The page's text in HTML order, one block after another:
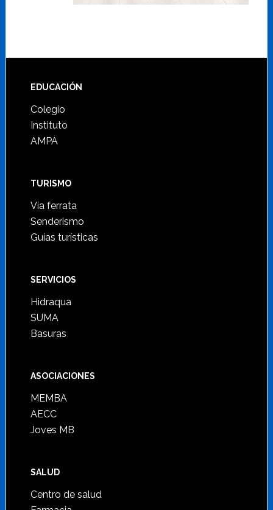
Footer
EDUCACIÓN
Colegio
Instituto
AMPA
TURISMO
Vía ferrata
Senderismo
Guías turísticas
SERVICIOS
Hidraqua
SUMA
Basuras
ASOCIACIONES
MEMBA
AECC
Joves MB
SALUD
Centro de salud